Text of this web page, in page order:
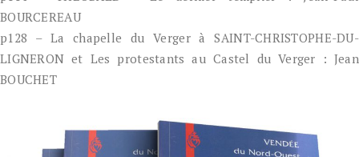
BOURCEREAU
p128 – La chapelle du Verger à SAINT-CHRISTOPHE-DU-
LIGNERON et Les protestants au Castel du Verger : Jean
BOUCHET